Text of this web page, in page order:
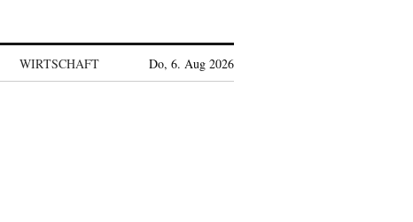
WIRTSCHAFT Do, 6. Aug 2026